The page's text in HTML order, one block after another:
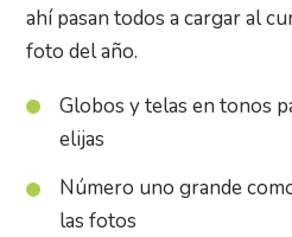
ahí pasan todos a cargar al
foto del año.
Globos y telas en tonos
elijas
Número uno grande
las fotos